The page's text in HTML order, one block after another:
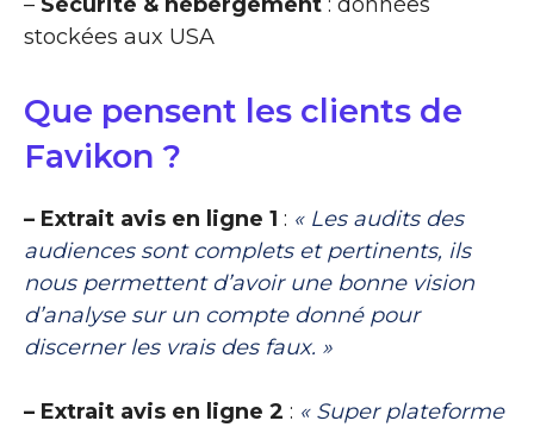
stockées aux USA
Que pensent les clients de
Favikon ?
– Extrait avis en ligne 1 : « Les audits des
audiences sont complets et pertinents, ils
nous permettent d’avoir une bonne vision
d’analyse sur un compte donné pour
discerner les vrais des faux. »
– Extrait avis en ligne 2 : « Super plateforme